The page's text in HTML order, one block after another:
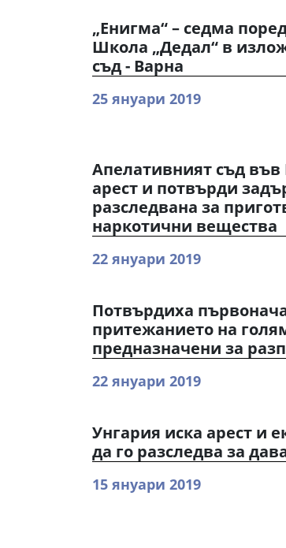
„Енигма“ – седма
Школа „Дедал“ в
съд - Варна
25 януари 2019
Апелативният съд
арест и потвърди
разследвана за
наркотични вещества
22 януари 2019
Потвърдиха
притежанието на
предназначени за
22 януари 2019
Унгария иска арест и
да го разследва за
15 януари 2019